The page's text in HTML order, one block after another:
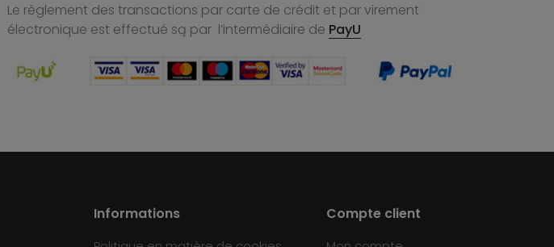
Le règlement des transactions par carte de crédit et par virement
électronique est effectué są par l’intermédiaire de PayU
Informations Compte client